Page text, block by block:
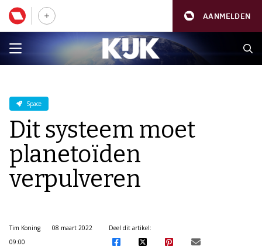
AANMELDEN
Space
Dit systeem moet
planetoïden
verpulveren
Tim Koning
08 maart 2022
09:00
Deel dit artikel: